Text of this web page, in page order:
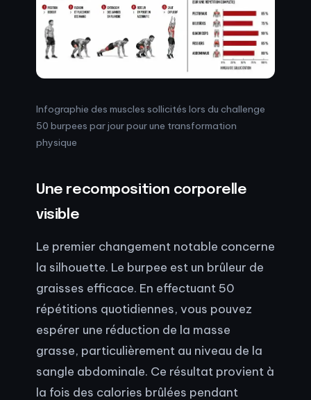
Infographie des muscles sollicités lors du challenge
50 burpees par jour pour une transformation
physique
Une recomposition corporelle
visible
Le premier changement notable concerne
la silhouette. Le burpee est un brûleur de
graisses efficace. En effectuant 50
répétitions quotidiennes, vous pouvez
espérer une réduction de la masse
grasse, particulièrement au niveau de la
sangle abdominale. Ce résultat provient à
la fois des calories brûlées pendant